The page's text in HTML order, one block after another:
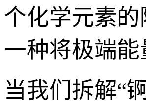
个化学元素
一种将极端
当我们拆解“